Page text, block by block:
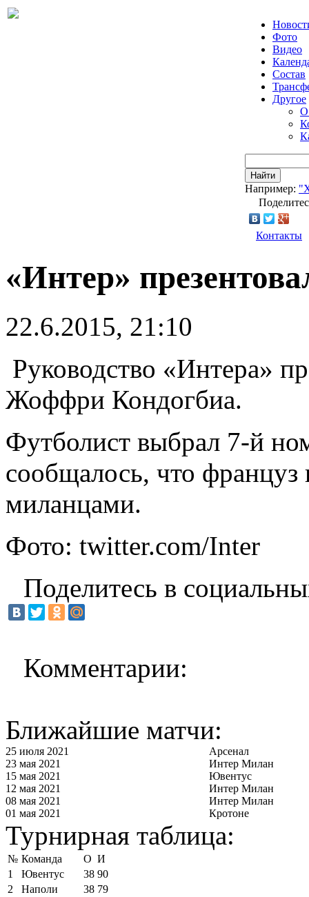
Фото
Видео
Состав
Другое
О
Найти
Например:
Контакты
«Интер»
22.6.2015, 21:10
Руководство «Интера»
Жоффри Кондогбиа.
Футболист выбрал 7-й
сообщалось, что француз
миланцами.
Фото: twitter.com/Inter
Поделитесь в
Комментарии:
Ближайшие матчи:
25 июля 2021
Арсенал
23 мая 2021
Интер Милан
15 мая 2021
Ювентус
12 мая 2021
Интер Милан
08 мая 2021
Интер Милан
01 мая 2021
Кротоне
Турнирная таблица:
№ Команда О И
1
Ювентус 38 90
2
Наполи 38 79